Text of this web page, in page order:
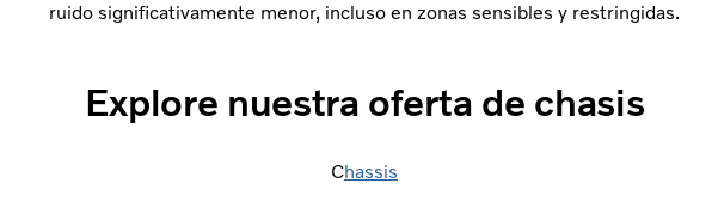
ruido significativamente menor, incluso en zonas sensibles y restringidas.
Explore nuestra oferta de chasis
Chassis